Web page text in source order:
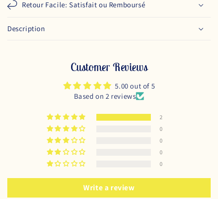
Retour Facile: Satisfait ou Remboursé
Description
Customer Reviews
5.00 out of 5
Based on 2 reviews
2
0
0
0
0
Write a review